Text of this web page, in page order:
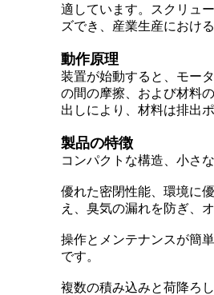
適しています。スクリュ
ズでき、産業生産におけ
動作原理
装置が始動すると、モー
の間の摩擦、および材料
出しにより、材料は排出
製品の特徴
コンパクトな構造、小さ
優れた密閉性能、環境に
え、臭気の漏れを防ぎ、
操作とメンテナンスが簡
です。
複数の積み込みと荷降ろ